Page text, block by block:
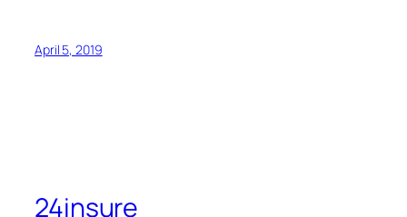
April 5, 2019
24insure